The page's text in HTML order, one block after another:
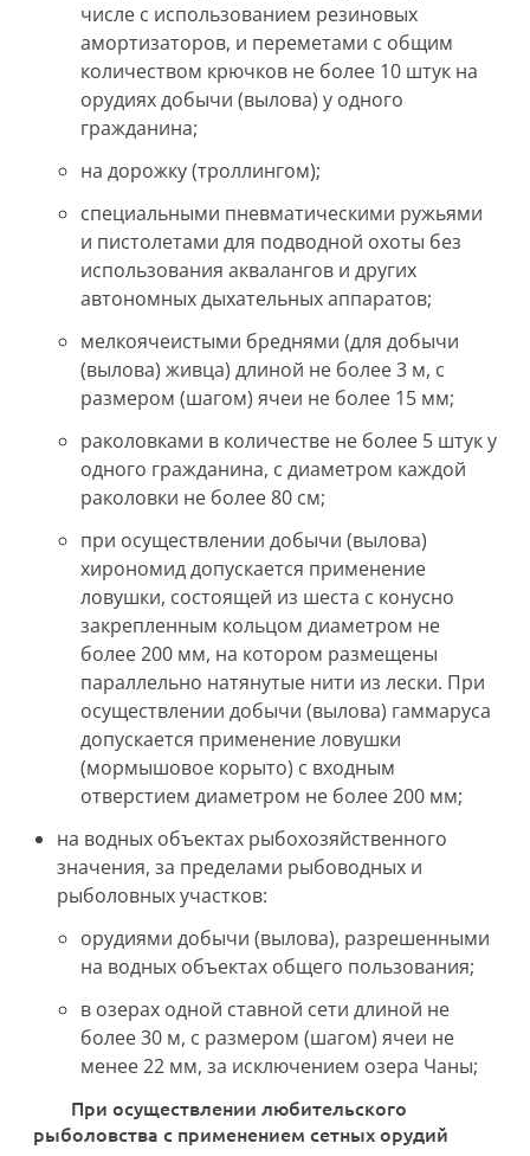
числе с использованием резиновых
амортизаторов, и переметами с общим
количеством крючков не более 10 штук на
орудиях добычи (вылова) у одного
гражданина;
на дорожку (троллингом);
специальными пневматическими ружьями
и пистолетами для подводной охоты без
использования аквалангов и других
автономных дыхательных аппаратов;
мелкоячеистыми бреднями (для добычи
(вылова) живца) длиной не более 3 м, с
размером (шагом) ячеи не более 15 мм;
раколовками в количестве не более 5 штук у
одного гражданина, с диаметром каждой
раколовки не более 80 см;
при осуществлении добычи (вылова)
хирономид допускается применение
ловушки, состоящей из шеста с конусно
закрепленным кольцом диаметром не
более 200 мм, на котором размещены
параллельно натянутые нити из лески. При
осуществлении добычи (вылова) гаммаруса
допускается применение ловушки
(мормышовое корыто) с входным
отверстием диаметром не более 200 мм;
на водных объектах рыбохозяйственного
значения, за пределами рыбоводных и
рыболовных участков:
орудиями добычи (вылова), разрешенными
на водных объектах общего пользования;
в озерах одной ставной сети длиной не
более 30 м, с размером (шагом) ячеи не
менее 22 мм, за исключением озера Чаны;
При осуществлении любительского
рыболовства с применением сетных орудий